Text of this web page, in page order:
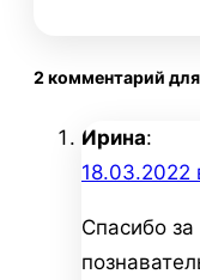
2 комментарий
Ирина:
18.03.2022
Спасибо